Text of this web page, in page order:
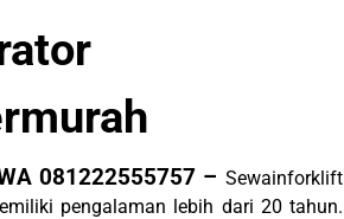
081222555757 – Sewainforklift
pengalaman lebih dari 20 tahun.